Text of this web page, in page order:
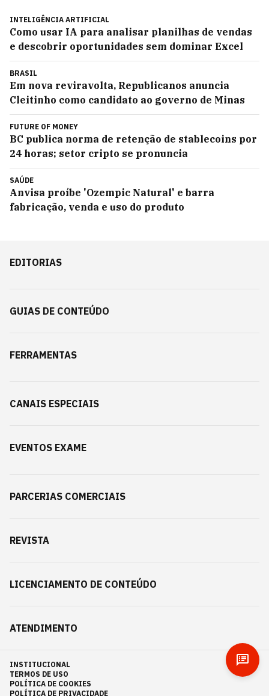
INTELIGÊNCIA ARTIFICIAL
Como usar IA para analisar planilhas de vendas
e descobrir oportunidades sem dominar Excel
BRASIL
Em nova reviravolta, Republicanos anuncia
Cleitinho como candidato ao governo de Minas
FUTURE OF MONEY
BC publica norma de retenção de stablecoins por
24 horas; setor cripto se pronuncia
SAÚDE
Anvisa proíbe 'Ozempic Natural' e barra
fabricação, venda e uso do produto
EDITORIAS
GUIAS DE CONTEÚDO
FERRAMENTAS
CANAIS ESPECIAIS
EVENTOS EXAME
PARCERIAS COMERCIAIS
REVISTA
LICENCIAMENTO DE CONTEÚDO
ATENDIMENTO
INSTITUCIONAL
TERMOS DE USO
POLÍTICA DE COOKIES
POLÍTICA DE PRIVACIDADE